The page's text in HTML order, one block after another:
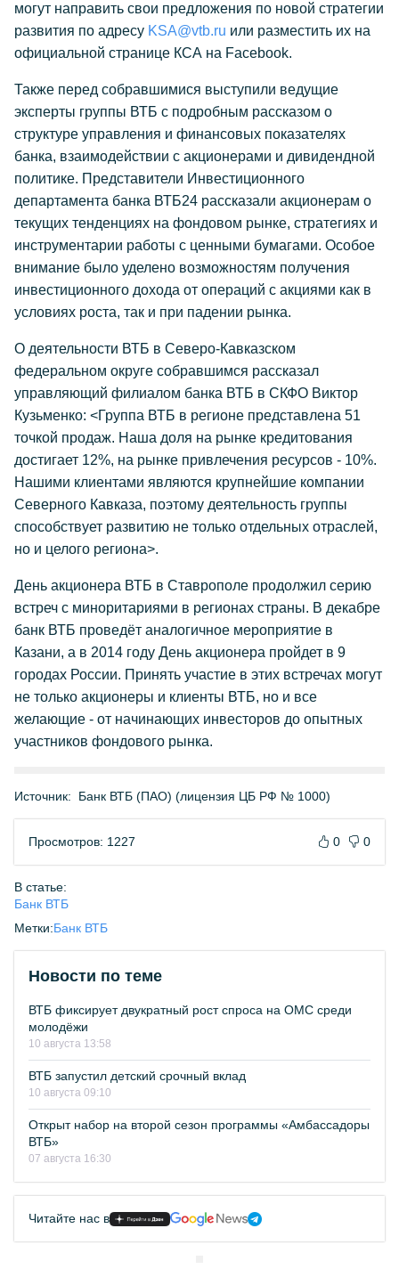
могут направить свои предложения по новой стратегии
развития по адресу KSA@vtb.ru или разместить их на
официальной странице КСА на Facebook.
Также перед собравшимися выступили ведущие
эксперты группы ВТБ с подробным рассказом о
структуре управления и финансовых показателях
банка, взаимодействии с акционерами и дивидендной
политике. Представители Инвестиционного
департамента банка ВТБ24 рассказали акционерам о
текущих тенденциях на фондовом рынке, стратегиях и
инструментарии работы с ценными бумагами. Особое
внимание было уделено возможностям получения
инвестиционного дохода от операций с акциями как в
условиях роста, так и при падении рынка.
О деятельности ВТБ в Северо-Кавказском
федеральном округе собравшимся рассказал
управляющий филиалом банка ВТБ в СКФО Виктор
Кузьменко: <Группа ВТБ в регионе представлена 51
точкой продаж. Наша доля на рынке кредитования
достигает 12%, на рынке привлечения ресурсов - 10%.
Нашими клиентами являются крупнейшие компании
Северного Кавказа, поэтому деятельность группы
способствует развитию не только отдельных отраслей,
но и целого региона>.
День акционера ВТБ в Ставрополе продолжил серию
встреч с миноритариями в регионах страны. В декабре
банк ВТБ проведёт аналогичное мероприятие в
Казани, а в 2014 году День акционера пройдет в 9
городах России. Принять участие в этих встречах могут
не только акционеры и клиенты ВТБ, но и все
желающие - от начинающих инвесторов до опытных
участников фондового рынка.
Источник: Банк ВТБ (ПАО) (лицензия ЦБ РФ № 1000)
Просмотров: 1227 0 0
В статье:
Банк ВТБ
Метки:Банк ВТБ
Новости по теме
ВТБ фиксирует двукратный рост спроса на ОМС среди
молодёжи
10 августа 13:58
ВТБ запустил детский срочный вклад
10 августа 09:10
Открыт набор на второй сезон программы «Амбассадоры
ВТБ»
07 августа 16:30
Читайте нас в